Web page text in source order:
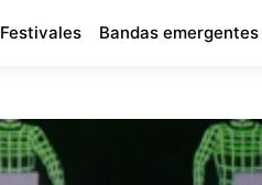
Festivales Bandas emergentes